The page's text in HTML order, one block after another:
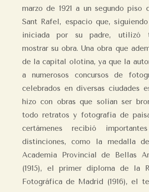
marzo de 1921 a un segundo
Sant Rafel, espacio que,
iniciada por su padre, utilizó
mostrar su obra. Una obra que
de la capital olotina, ya que la
a numerosos concursos de
celebrados en diversas ciudades
hizo con obras que solían ser
todo retratos y fotografía de
certámenes recibió
distinciones, como la medalla
Academia Provincial de Bellas
(1915), el primer diploma de la
Fotográfica de Madrid (1916), el